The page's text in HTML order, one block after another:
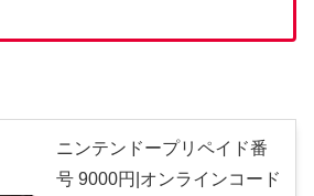
ニンテンドープリペイド番
号 9000円|オンラインコード